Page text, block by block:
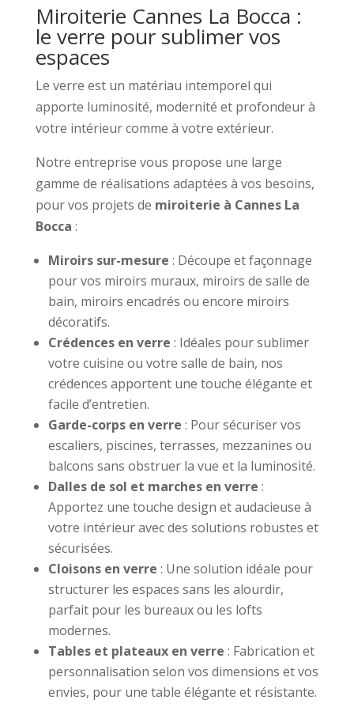
Miroiterie Cannes La Bocca :
le verre pour sublimer vos
espaces
Le verre est un matériau intemporel qui
apporte luminosité, modernité et profondeur à
votre intérieur comme à votre extérieur.
Notre entreprise vous propose une large
gamme de réalisations adaptées à vos besoins,
pour vos projets de miroiterie à Cannes La
Bocca :
Miroirs sur-mesure : Découpe et façonnage
pour vos miroirs muraux, miroirs de salle de
bain, miroirs encadrés ou encore miroirs
décoratifs.
Crédences en verre : Idéales pour sublimer
votre cuisine ou votre salle de bain, nos
crédences apportent une touche élégante et
facile d’entretien.
Garde-corps en verre : Pour sécuriser vos
escaliers, piscines, terrasses, mezzanines ou
balcons sans obstruer la vue et la luminosité.
Dalles de sol et marches en verre :
Apportez une touche design et audacieuse à
votre intérieur avec des solutions robustes et
sécurisées.
Cloisons en verre : Une solution idéale pour
structurer les espaces sans les alourdir,
parfait pour les bureaux ou les lofts
modernes.
Tables et plateaux en verre : Fabrication et
personnalisation selon vos dimensions et vos
envies, pour une table élégante et résistante.